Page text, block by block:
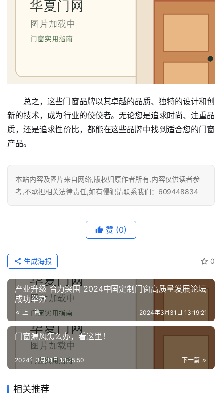
装
装
维
修
门
业
资
们
总之，这些门窗品牌以其卓越的品质、独特的设计和创
新的技术，成为行业的佼佼者。无论您是追求时尚、注重品
质，还是追求性价比，都能在这些品牌中找到适合您的门窗
产品。
本站内容及图片来自网络,版权归原作者所有,内容仅供读者参
考,不承担相关法律责任,如有侵犯请联系我们：609448834
赞 (0)
0
生成海报
产业升级 合力突围 2024中国定制门窗高质量发展论坛
成功举办
上一篇 2024年3月31日 13:19:21
门窗漏风怎么办，看这里！
下一篇
2024年3月31日 13:25:50
相关推荐